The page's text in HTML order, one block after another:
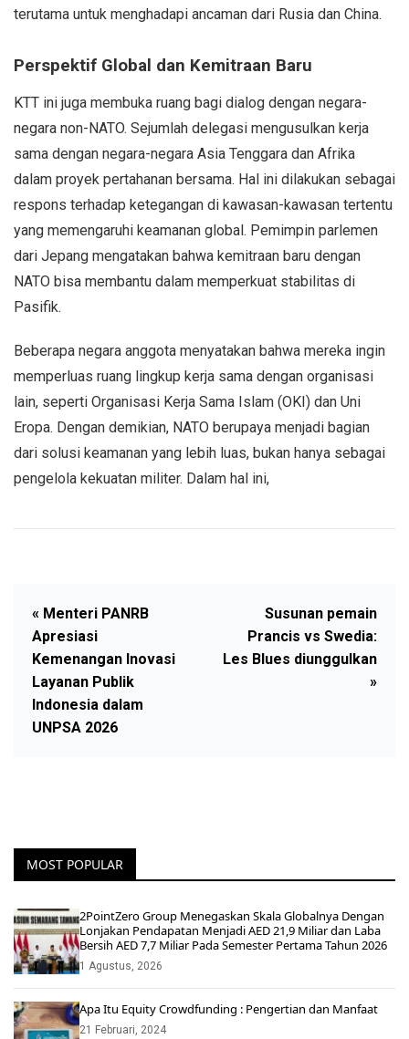
terutama untuk menghadapi ancaman dari Rusia dan China.
Perspektif Global dan Kemitraan Baru
KTT ini juga membuka ruang bagi dialog dengan negara-
negara non-NATO. Sejumlah delegasi mengusulkan kerja
sama dengan negara-negara Asia Tenggara dan Afrika
dalam proyek pertahanan bersama. Hal ini dilakukan sebagai
respons terhadap ketegangan di kawasan-kawasan tertentu
yang memengaruhi keamanan global. Pemimpin parlemen
dari Jepang mengatakan bahwa kemitraan baru dengan
NATO bisa membantu dalam memperkuat stabilitas di
Pasifik.
Beberapa negara anggota menyatakan bahwa mereka ingin
memperluas ruang lingkup kerja sama dengan organisasi
lain, seperti Organisasi Kerja Sama Islam (OKI) dan Uni
Eropa. Dengan demikian, NATO berupaya menjadi bagian
dari solusi keamanan yang lebih luas, bukan hanya sebagai
pengelola kekuatan militer. Dalam hal ini,
« Menteri PANRB
Apresiasi
Kemenangan Inovasi
Layanan Publik
Indonesia dalam
UNPSA 2026
Susunan pemain
Prancis vs Swedia:
Les Blues diunggulkan
»
MOST POPULAR
2PointZero Group Menegaskan Skala Globalnya Dengan
Lonjakan Pendapatan Menjadi AED 21,9 Miliar dan Laba
Bersih AED 7,7 Miliar Pada Semester Pertama Tahun 2026
1 Agustus, 2026
Apa Itu Equity Crowdfunding : Pengertian dan Manfaat
21 Februari, 2024